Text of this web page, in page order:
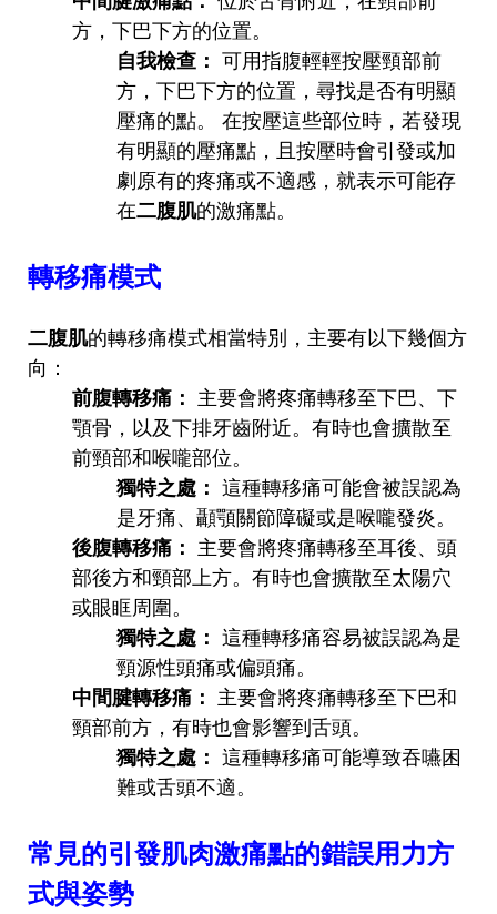
方，下巴下方的位置。
自我檢查： 可用指腹輕輕按壓頸部前
方，下巴下方的位置，尋找是否有明顯
壓痛的點。 在按壓這些部位時，若發現
有明顯的壓痛點，且按壓時會引發或加
劇原有的疼痛或不適感，就表示可能存
在二腹肌的激痛點。
轉移痛模式
二腹肌的轉移痛模式相當特別，主要有以下幾個方
向：
前腹轉移痛：
主要會將疼痛轉移至下巴、下
顎骨，以及下排牙齒附近。有時也會擴散至
前頸部和喉嚨部位。
獨特之處： 這種轉移痛可能會被誤認為
是牙痛、顳顎關節障礙或是喉嚨發炎。
後腹轉移痛：
主要會將疼痛轉移至耳後、頭
部後方和頸部上方。有時也會擴散至太陽穴
或眼眶周圍。
獨特之處： 這種轉移痛容易被誤認為是
頸源性頭痛或偏頭痛。
中間腱轉移痛：
主要會將疼痛轉移至下巴和
頸部前方，有時也會影響到舌頭。
獨特之處： 這種轉移痛可能導致吞嚥困
難或舌頭不適。
常見的引發肌肉激痛點的錯誤用力方
式與姿勢